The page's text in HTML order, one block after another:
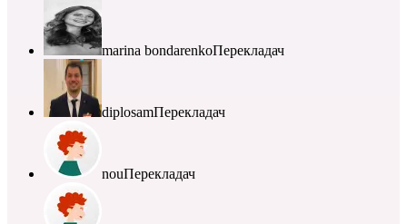
marina bondarenkoПерекладач
diplosamПерекладач
nouПерекладач